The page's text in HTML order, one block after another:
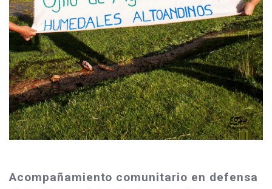
Acompañamiento comunitario en defensa